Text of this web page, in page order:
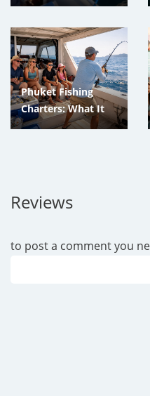
край
Phuket Fishing
Charters: What It
Really Costs
Reviews
to post a comment you